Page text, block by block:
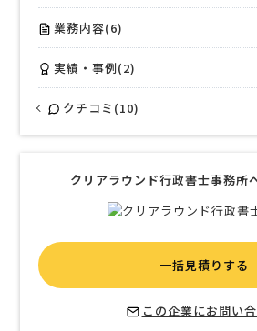
業務内容(6)
実績・事例(2)
クチコミ(10)
クリアラウンド行政書士事務所
一括見積りする
この企業にお問い